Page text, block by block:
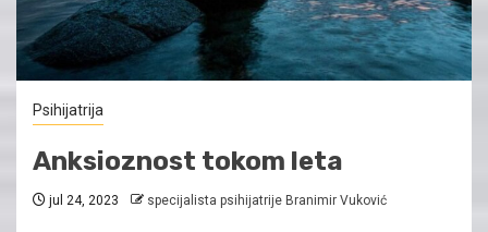
Psihijatrija
Anksioznost tokom leta
jul 24, 2023 specijalista psihijatrije Branimir Vuković